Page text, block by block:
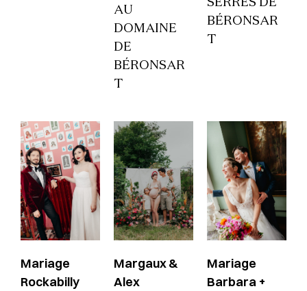
AU
DOMAINE
DE
BÉRONSAR
T
SERRES DE
BÉRONSAR
T
Mariage
Rockabilly
Margaux &
Alex
Mariage
Barbara +